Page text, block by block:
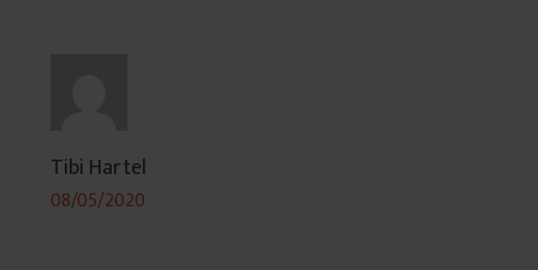
Tibi Hartel
08/05/2020